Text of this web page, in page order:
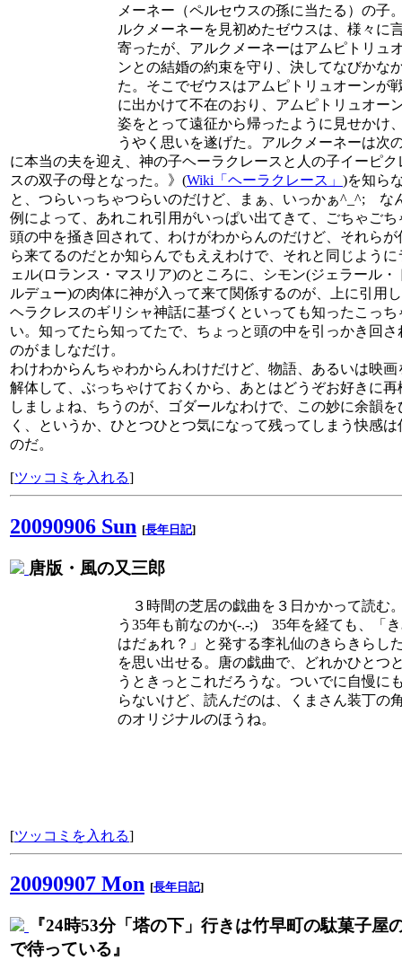
メーネー（ペルセウスの孫に当たる）の子
ルクメーネーを見初めたゼウスは、様々に
寄ったが、アルクメーネーはアムピトリュ
ンとの結婚の約束を守り、決してなびかな
た。そこでゼウスはアムピトリュオーンが
に出かけて不在のおり、アムピトリュオー
姿をとって遠征から帰ったように見せかけ
うやく思いを遂げた。アルクメーネーは次
に本当の夫を迎え、神の子ヘーラクレースと人の子イーピク
スの双子の母となった。》(Wiki「ヘーラクレース」 )を知ら
と、つらいっちゃつらいのだけど、まぁ、いっかぁ^_^; な
例によって、あれこれ引用がいっぱい出てきて、ごちゃごち
頭の中を掻き回されて、わけがわからんのだけど、それらが
ら来てるのだとか知らんでもええわけで、それと同じように
ェル(ロランス・マスリア)のところに、シモン(ジェラール・
ルデュー)の肉体に神が入って来て関係するのが、上に引用
ヘラクレスのギリシャ神話に基づくといっても知ったこっち
い。知ってたら知ってたで、ちょっと頭の中を引っかき回さ
のがましなだけ。
わけわからんちゃわからんわけだけど、物語、あるいは映画
解体して、ぶっちゃけておくから、あとはどうぞお好きに再
しましょね、ちうのが、ゴダールなわけで、この妙に余韻を
く、というか、ひとつひとつ気になって残ってしまう快感は
のだ。
[ツッコミを入れる]
20090906 Sun [長年日記]
唐版・風の又三郎
３時間の芝居の戯曲を３日かかって読む
う35年も前なのか(-.-;) 35年を経ても、「
はだぁれ？」と発する李礼仙のきらきらし
を思い出せる。唐の戯曲で、どれかひとつ
うときっとこれだろうな。ついでに自慢に
らないけど、読んだのは、くまさん装丁の
のオリジナルのほうね。
[ツッコミを入れる]
20090907 Mon [長年日記]
『24時53分「塔の下」行きは竹早町の駄菓子屋
で待っている』